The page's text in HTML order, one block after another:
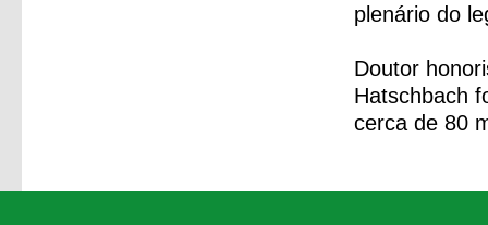
plenário do
Doutor
Hatschbach
cerca de 80